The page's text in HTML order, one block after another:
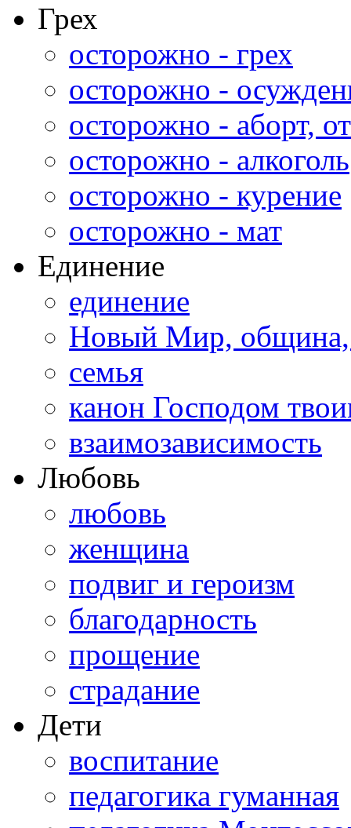
Грех
осторожно - грех
осторожно -
осторожно - аборт,
осторожно - алкоголь
осторожно - курение
осторожно - мат
Единение
единение
Новый Мир,
семья
канон Господом
взаимозависимость
Любовь
любовь
женщина
подвиг и героизм
благодарность
прощение
страдание
Дети
воспитание
педагогика гуманная